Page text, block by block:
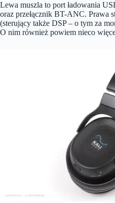
Lewa muszla to port ładowania
oraz przełącznik BT-ANC. Prawa
(sterujący także DSP – o tym za
O nim również powiem nieco